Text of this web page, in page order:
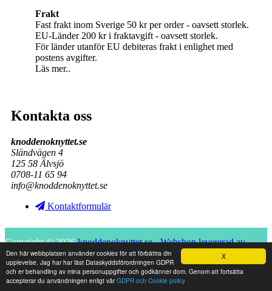
X
Den här webbplatsen använder cookies för att förbättra din
upplevelse. Jag har har läst Dataskyddsförordningen GDPR
och er behandling av mina personuppgifter och godkänner dom. Genom att fortsätta
accepterar du användningen enligt vårGDPR och Cookie policy
Frakt
Fast frakt inom Sverige 50 kr per order - oavsett storlek.
EU-Länder 200 kr i fraktavgift - oavsett storlek.
För länder utanför EU debiteras frakt i enlighet med
postens avgifter.
Läs mer..
Kontakta oss
knoddenoknyttet.se
Sländvägen 4
125 58 Älvsjö
0708-11 65 94
info@knoddenoknyttet.se
Kontaktformulär
Copyright © 2026knoddenoknyttet.se-Webshop levererad av
DistansData